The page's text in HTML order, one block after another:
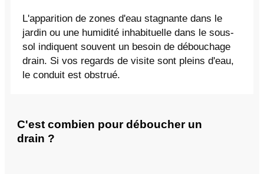
L'apparition de zones d'eau stagnante dans le
jardin ou une humidité inhabituelle dans le sous-
sol indiquent souvent un besoin de débouchage
drain. Si vos regards de visite sont pleins d'eau,
le conduit est obstrué.
C'est combien pour déboucher un
drain ?